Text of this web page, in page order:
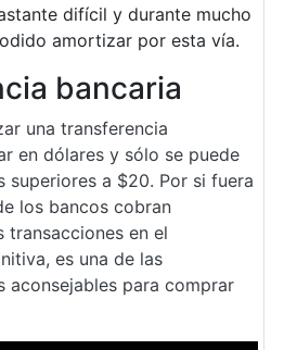
difícil y durante mucho
amortizar por esta vía.
bancaria
una transferencia
en dólares y sólo se puede
superiores a $20. Por si fuera
los bancos cobran
transacciones en el
es una de las
aconsejables para comprar